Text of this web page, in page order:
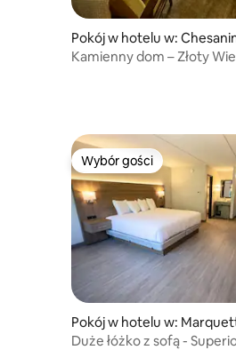
Pokój w hotelu w:
Kamienny dom – Złoty
Wybór gości
Wybór gości
Pokój w hotelu w:
Duże łóżko z sofą -